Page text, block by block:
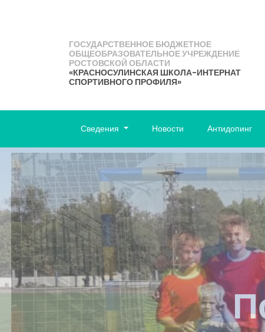
ГОСУДАРСТВЕННОЕ БЮДЖЕТНОЕ
ОБЩЕОБРАЗОВАТЕЛЬНОЕ УЧРЕЖДЕНИЕ
РОСТОВСКОЙ ОБЛАСТИ
«КРАСНОСУЛИНСКАЯ ШКОЛА-ИНТЕРНАТ
СПОРТИВНОГО ПРОФИЛЯ»
Сведения Новости Антидопинг